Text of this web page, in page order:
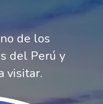
de los
del Perú y
visitar.